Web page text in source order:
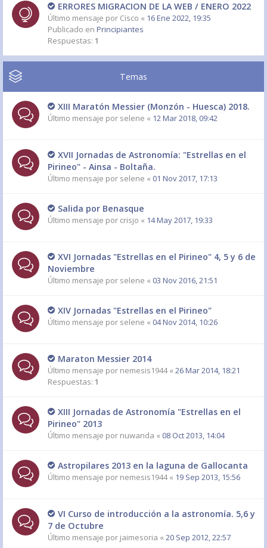
ERRORES MIGRACION DE LA WEB / ENERO 2022
Último mensaje por Cisco « 16 Ene 2022, 19:35
Publicado en Principiantes
Respuestas: 1
Temas
XIII Maratón Messier (Monzón - Huesca) 2018.
Último mensaje por selene « 12 Mar 2018, 09:42
XVII Jornadas de Astronomía: "Estrellas en el
Pirineo" - Ainsa - Boltaña.
Último mensaje por selene « 01 Nov 2017, 17:13
Salida por Benasque
Último mensaje por crisjo « 14 May 2017, 19:33
XVI Jornadas "Estrellas en el Pirineo" 4, 5 y 6 de
Noviembre
Último mensaje por selene « 03 Nov 2016, 21:51
XIV Jornadas "Estrellas en el Pirineo"
Último mensaje por selene « 04 Nov 2014, 10:26
Maraton Messier 2014
Último mensaje por nemesis1944« 26 Mar 2014, 18:21
Respuestas: 1
XIII Jornadas de Astronomía "Estrellas en el
Pirineo" 2013
Último mensaje por nuwanda « 08 Oct 2013, 14:04
Astropilares 2013 en la laguna de Gallocanta
Último mensaje por nemesis1944« 19 Sep 2013, 15:56
VI Curso de introducción a la astronomía. 5,6 y
7 de Octubre
Último mensaje por jaimesoria « 20 Sep 2012, 22:57